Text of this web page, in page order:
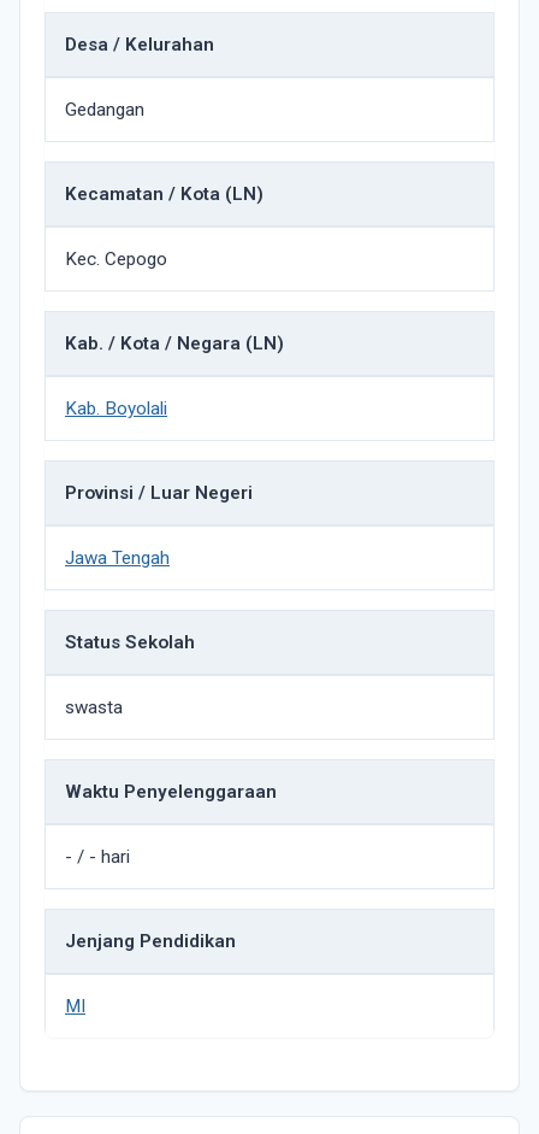
Desa / Kelurahan
Gedangan
Kecamatan / Kota (LN)
Kec. Cepogo
Kab. / Kota / Negara (LN)
Kab. Boyolali
Provinsi / Luar Negeri
Jawa Tengah
Status Sekolah
swasta
Waktu Penyelenggaraan
- / - hari
Jenjang Pendidikan
MI